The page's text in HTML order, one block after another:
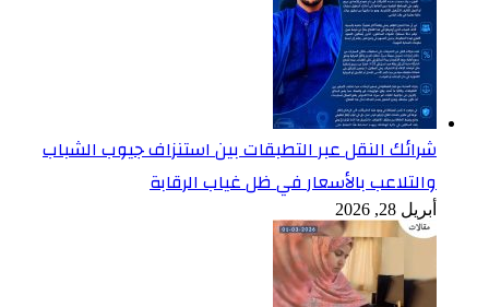
شرائك النقل عبر التطبقات بين استنزاف جيوب الشباب
والتلاعب بالأسعار في ظل غياب الرقابة
أبريل 28, 2026